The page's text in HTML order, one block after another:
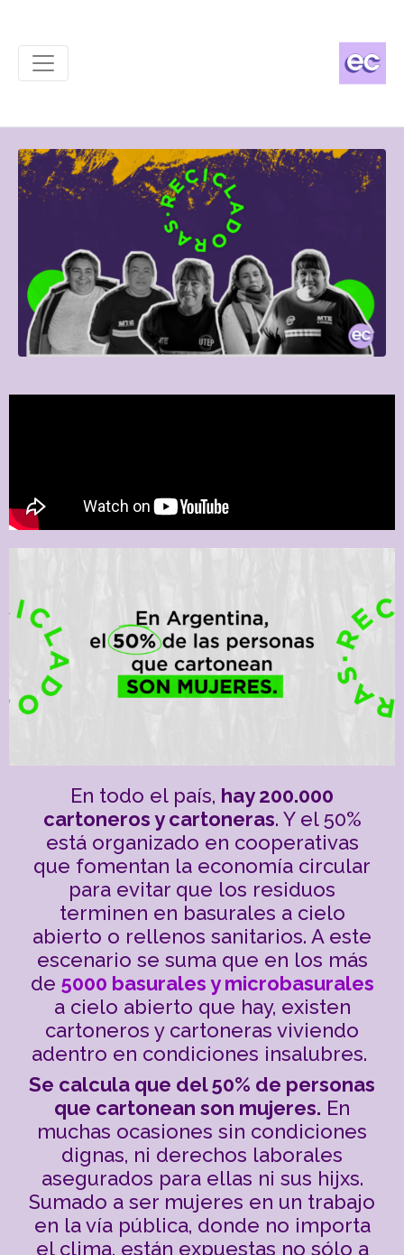
En todo el país, hay 200.000
cartoneros y cartoneras. Y el 50%
está organizado en cooperativas
que fomentan la economía circular
para evitar que los residuos
terminen en basurales a cielo
abierto o rellenos sanitarios. A este
escenario se suma que en los más
de 5000 basurales y microbasurales
a cielo abierto que hay, existen
cartoneros y cartoneras viviendo
adentro en condiciones insalubres.
Se calcula que del 50% de personas
que cartonean son mujeres. En
muchas ocasiones sin condiciones
dignas, ni derechos laborales
asegurados para ellas ni sus hijxs.
Sumado a ser mujeres en un trabajo
en la vía pública, donde no importa
el clima, están expuestas no sólo a